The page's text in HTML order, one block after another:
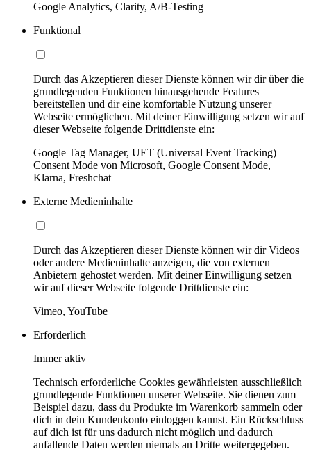
Google Analytics, Clarity, A/B-Testing
Funktional
Durch das Akzeptieren dieser Dienste können wir dir über die
grundlegenden Funktionen hinausgehende Features
bereitstellen und dir eine komfortable Nutzung unserer
Webseite ermöglichen. Mit deiner Einwilligung setzen wir auf
dieser Webseite folgende Drittdienste ein:
Google Tag Manager, UET (Universal Event Tracking)
Consent Mode von Microsoft, Google Consent Mode,
Klarna, Freshchat
Externe Medieninhalte
Durch das Akzeptieren dieser Dienste können wir dir Videos
oder andere Medieninhalte anzeigen, die von externen
Anbietern gehostet werden. Mit deiner Einwilligung setzen
wir auf dieser Webseite folgende Drittdienste ein:
Vimeo, YouTube
Erforderlich
Immer aktiv
Technisch erforderliche Cookies gewährleisten ausschließlich
grundlegende Funktionen unserer Webseite. Sie dienen zum
Beispiel dazu, dass du Produkte im Warenkorb sammeln oder
dich in dein Kundenkonto einloggen kannst. Ein Rückschluss
auf dich ist für uns dadurch nicht möglich und dadurch
anfallende Daten werden niemals an Dritte weitergegeben.